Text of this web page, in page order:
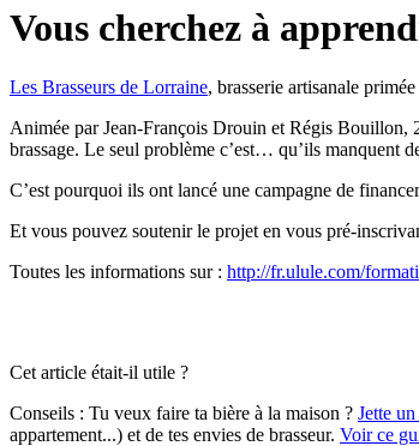
Vous cherchez à
Les Brasseurs de Lorraine, brasserie artisanale
Animée par Jean-François Drouin et Régis Bouillon,
brassage. Le seul problème c’est… qu’ils manquent
C’est pourquoi ils ont lancé une campagne de
Et vous pouvez soutenir le projet en vous pré-
Toutes les informations sur : http://fr.ulule.com/
Cet article était-il utile ?
Conseils : Tu veux faire ta bière à la maison ? Jette
appartement...) et de tes envies de brasseur. Voir ce